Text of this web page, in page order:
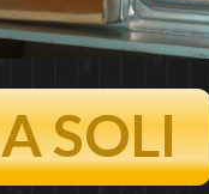
A SOLI